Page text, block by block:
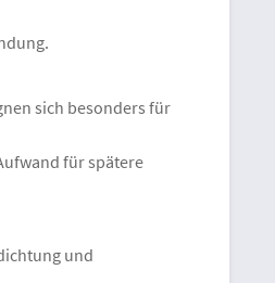
sich besonders für
für spätere
und